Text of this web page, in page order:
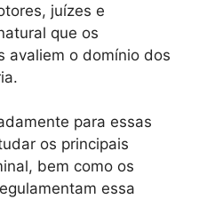
juízes e
que os
avaliem o domínio dos
para essas
os principais
bem como os
essa